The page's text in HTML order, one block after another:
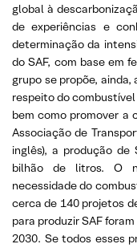
global à
de experiências e
determinação da
do SAF, com base em
grupo se propõe,
respeito do
bem como promover a
Associação de
inglês), a produção
bilhão de litros. O
necessidade do
cerca de 140 projetos
para produzir SAF
2030. Se todos esses